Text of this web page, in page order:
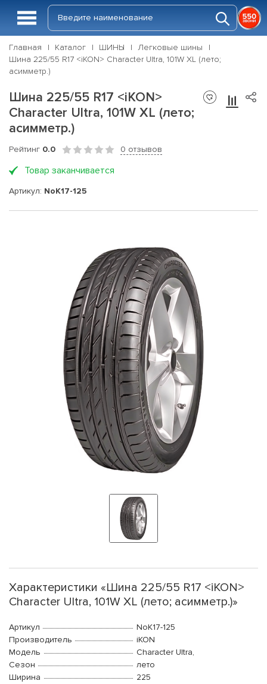
Главная Каталог ШИНЫ
Легковые шины
Шина 225/55 R17 <iKON> Character Ultra, 101W XL (лето;
асимметр.)
Шина 225/55 R17 <iKON>
Character Ultra, 101W XL (лето;
асимметр.)
Рейтинг 0.0 0 отзывов
Товар заканчивается
Артикул: NoK17-125
Характеристики «Шина 225/55 R17 <iKON>
Character Ultra, 101W XL (лето; асимметр.)»
Артикул
NoK17-125
Производитель
iKON
Модель
Character Ultra,
Сезон
лето
Ширина
225